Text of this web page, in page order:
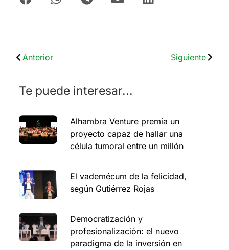
Anterior Siguiente
Te puede interesar...
Alhambra Venture premia un
proyecto capaz de hallar una
célula tumoral entre un millón
El vademécum de la felicidad,
según Gutiérrez Rojas
Democratización y
profesionalización: el nuevo
paradigma de la inversión en